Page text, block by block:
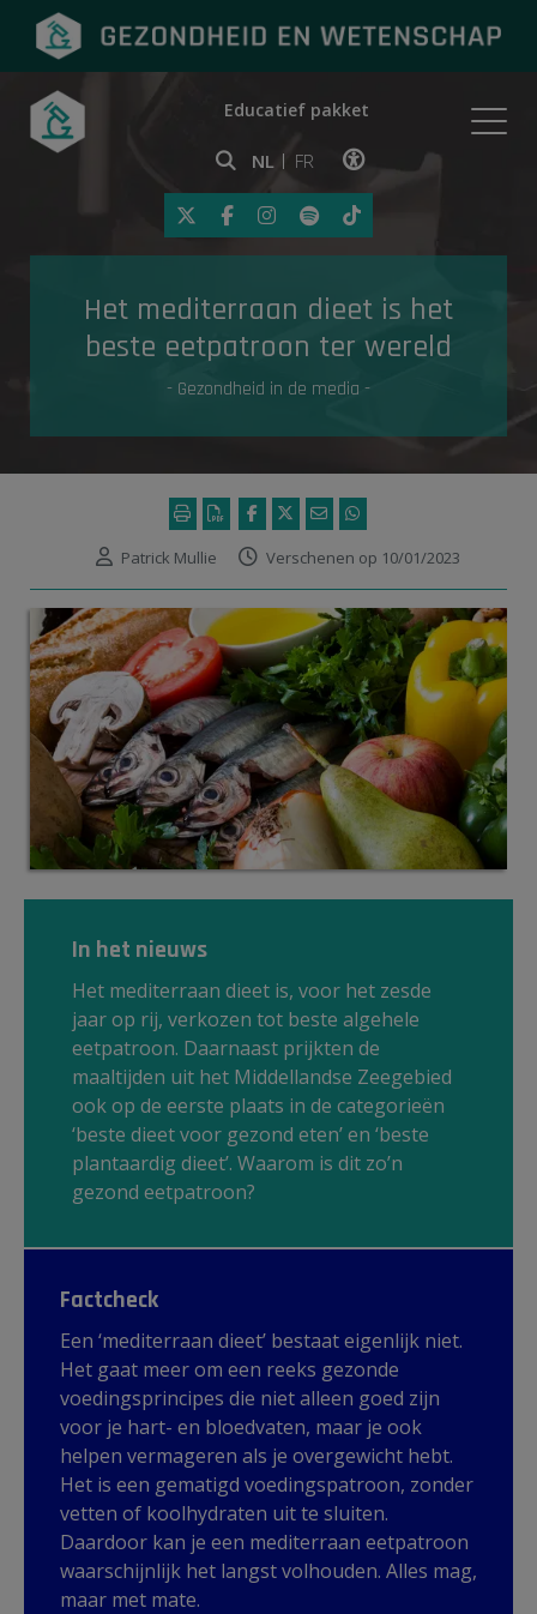
Onderwerpen
Gezondheid in de media
Educatief pakket
NL FR
Klik op deze link om
Het mediterraan dieet is het
beste eetpatroon ter wereld
- Gezondheid in de media -
Patrick Mullie Verschenen op 10/01/2023
In het nieuws
Het mediterraan dieet is, voor het zesde
jaar op rij, verkozen tot beste algehele
eetpatroon. Daarnaast prijkten de
maaltijden uit het Middellandse Zeegebied
ook op de eerste plaats in de categorieën
‘beste dieet voor gezond eten’ en ‘beste
plantaardig dieet’. Waarom is dit zo’n
gezond eetpatroon?
Factcheck
Een ‘mediterraan dieet’ bestaat eigenlijk niet.
Het gaat meer om een reeks gezonde
voedingsprincipes die niet alleen goed zijn
voor je hart- en bloedvaten, maar je ook
helpen vermageren als je overgewicht hebt.
Het is een gematigd voedingspatroon, zonder
vetten of koolhydraten uit te sluiten.
Daardoor kan je een mediterraan eetpatroon
waarschijnlijk het langst volhouden. Alles mag,
maar met mate.